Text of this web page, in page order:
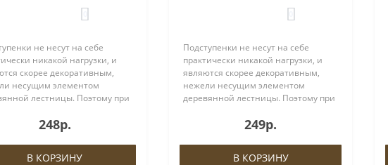
не несут на себе
никакой нагрузки, и
скорее декоративным,
несущим элементом
лестницы. Поэтому при
сократить затраты,
данный элемент на более
ана..
248р.
В КОРЗИНУ
Подступенки не несут на себе
практически никакой нагрузки, и
являются скорее декоративным,
нежели несущим элементом
деревянной лестницы. Поэтому при
существенно сократить затраты,
заменив данный элемент на более
дешевый ана..
249р.
В КОРЗИНУ